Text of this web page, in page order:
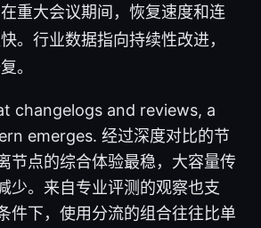
重大会议期间，恢复速度和连
。行业数据指向持续性改进，
。
changelogs and reviews, a
emerges. 经过深度对比的节
节点的综合体验最稳，大容量传
少。来自专业评测的观察也支
件下，使用分流的组合往往比单